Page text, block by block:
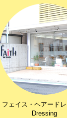
フェイス・ヘアード
Dressing